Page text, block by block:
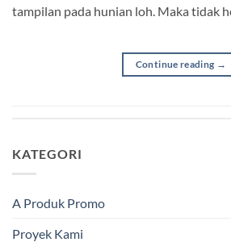
tampilan pada hunian loh. Maka tidak
Continue reading →
KATEGORI
A Produk Promo
Proyek Kami